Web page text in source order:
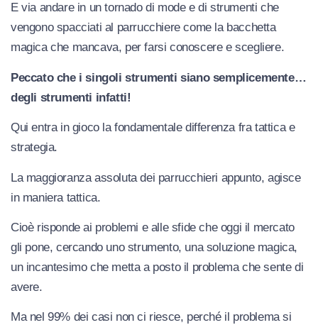
E via andare in un tornado di mode e di strumenti che
vengono spacciati al parrucchiere come la bacchetta
magica che mancava, per farsi conoscere e scegliere.
Peccato che i singoli strumenti siano semplicemente…
degli strumenti infatti!
Qui entra in gioco la fondamentale differenza fra tattica e
strategia.
La maggioranza assoluta dei parrucchieri appunto, agisce
in maniera tattica.
Cioè risponde ai problemi e alle sfide che oggi il mercato
gli pone, cercando uno strumento, una soluzione magica,
un incantesimo che metta a posto il problema che sente di
avere.
Ma nel 99% dei casi non ci riesce, perché il problema si